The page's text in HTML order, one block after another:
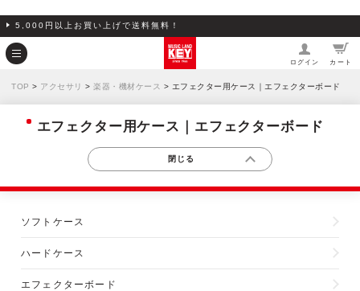
5,000円以上お買い上げで送料無料！
ログイン カート
TOP > アクセサリ > 楽器・機材ケース > エフェクター用ケース｜エフェクターボード
エフェクター用ケース｜エフェクターボード
ソフトケース
ハードケース
エフェクターボード